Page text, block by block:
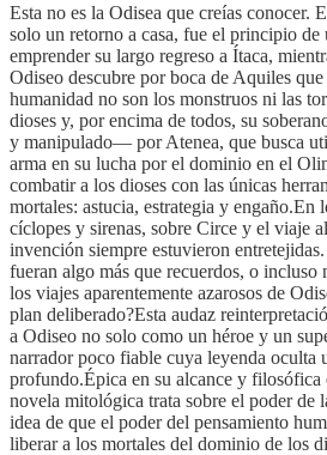
Esta no es la Odisea que creías conocer.
solo un retorno a casa, fue el principio
emprender su largo regreso a Ítaca,
Odiseo descubre por boca de Aquiles
humanidad no son los monstruos ni las
dioses y, por encima de todos, su
y manipulado— por Atenea, que busca
arma en su lucha por el dominio en el
combatir a los dioses con las únicas
mortales: astucia, estrategia y engaño.En
cíclopes y sirenas, sobre Circe y el viaje
invención siempre estuvieron
fueran algo más que recuerdos, o incluso
los viajes aparentemente azarosos de
plan deliberado?Esta audaz
a Odiseo no solo como un héroe y un
narrador poco fiable cuya leyenda oculta
profundo.Épica en su alcance y filosófica
novela mitológica trata sobre el poder de
idea de que el poder del pensamiento
liberar a los mortales del dominio de los